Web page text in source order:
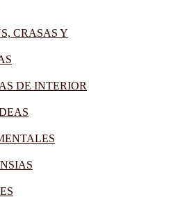
CRASAS Y
DE INTERIOR